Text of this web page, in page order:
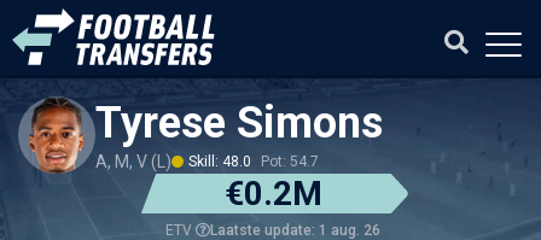
Tyrese Simons
A, M, V (L) Skill: 48.0 Pot: 54.7
€0.2M
ETV Laatste update: 1 aug. 26